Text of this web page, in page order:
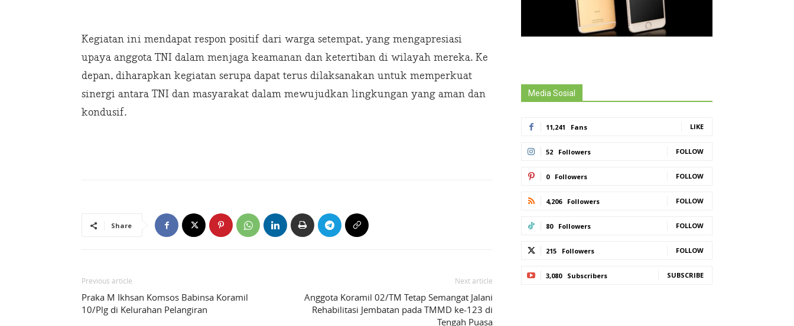
Kegiatan ini mendapat respon positif dari warga setempat, yang mengapresiasi
upaya anggota TNI dalam menjaga keamanan dan ketertiban di wilayah mereka. Ke
depan, diharapkan kegiatan serupa dapat terus dilaksanakan untuk memperkuat
sinergi antara TNI dan masyarakat dalam mewujudkan lingkungan yang aman dan
kondusif.
Share
Previous article
Praka M Ikhsan Komsos Babinsa Koramil
10/Plg di Kelurahan Pelangiran
Next article
Anggota Koramil 02/TM Tetap Semangat Jalani
Rehabilitasi Jembatan pada TMMD ke-123 di
Tengah Puasa
Media Sosial
11,241 Fans LIKE
52 Followers FOLLOW
0 Followers FOLLOW
4,206 Followers FOLLOW
80 Followers FOLLOW
215 Followers FOLLOW
3,080 Subscribers SUBSCRIBE